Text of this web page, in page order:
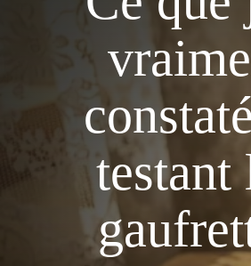
testant